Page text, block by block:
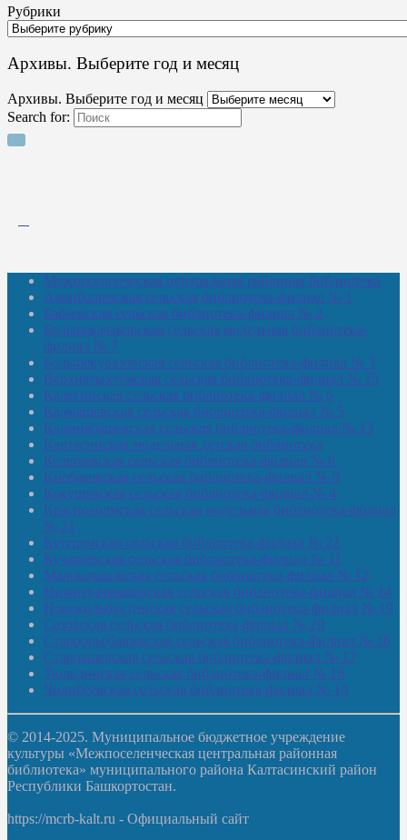
Рубрики
Архивы. Выберите год и месяц
Архивы. Выберите год и месяц
Search for:
Межпоселенческая центральная районная библиотека
Амзибашевская сельская библиотека-филиал № 1
Бабаевская сельская библиотека-филиал № 2
Большекачаковская сельская модельная библиотека-
филиал № 7
Большекуразовская сельская библиотека-филиал № 3
Верхнетыхтемская сельская библиотека-филиал № 15
Калегинская сельская библиотека-филиал № 6
Калмашевская сельская библиотека-филиал № 5
Калмиябашевская сельская библиотека-филиал № 13
Калтасинская модельная детская библиотека
Кельтеевская сельская библиотека-филиал № 8
Киебаковская сельская библиотека-филиал № 9
Кокушевская сельская библиотека-филиал № 4
Краснохолмская сельская модельная библиотека-филиал
№ 21
Кутеремская сельская библиотека-филиал № 22
Кучашевская сельская библиотека-филиал № 11
Малокачаковская сельская библиотека-филиал № 12
Нижнекачмашевская сельская библиотека-филиал № 14
Новокильбахтинская сельская библиотека-филиал № 19
Сазовская сельская библиотека-филиал № 20
Староорьебашевская сельская библиотека-филиал № 16
Старояшевская сельская библиотека-филиал № 17
Тюльдинская сельская библиотека-филиал № 18
Чилибеевская сельская библиотека-филиал № 10
© 2014-2025. Муниципальное бюджетное учреждение
культуры «Межпоселенческая центральная районная
библиотека» муниципального района Калтасинский район
Республики Башкортостан.
https://mcrb-kalt.ru - Официальный сайт